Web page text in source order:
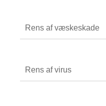
Rens af væskeskade
Rens af virus